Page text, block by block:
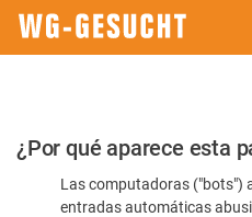
Por
favor,
confirme
¿Por qué aparece esta
Las computadoras ("bots")
entradas automáticas